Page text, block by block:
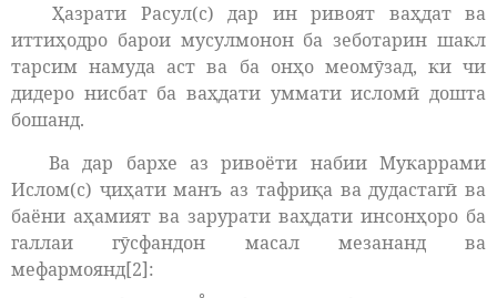
Ҳазрати Расул(с) дар ин ривоят ваҳдат ва
иттиҳодро барои мусулмонон ба зеботарин шакл
тарсим намуда аст ва ба онҳо меомӯзад, ки чи
дидеро нисбат ба ваҳдати уммати исломӣ дошта
бошанд.
Ва дар бархе аз ривоёти набии Мукаррами
Ислом(с) ҷиҳати манъ аз тафриқа ва дудастагӣ ва
баёни аҳамият ва зарурати ваҳдати инсонҳоро ба
галлаи гӯсфандон масал мезананд ва
мефармоянд[2]: